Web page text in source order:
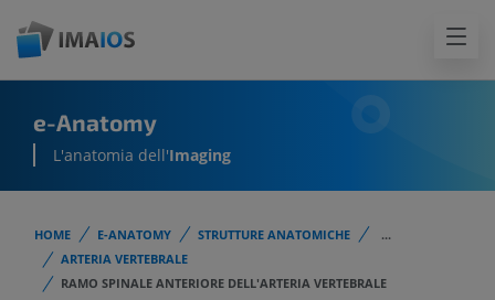
e-Anatomy
L'anatomia dell'Imaging
HOME E-ANATOMY STRUTTURE ANATOMICHE
...
ARTERIA VERTEBRALE
RAMO SPINALE ANTERIORE DELL'ARTERIA VERTEBRALE